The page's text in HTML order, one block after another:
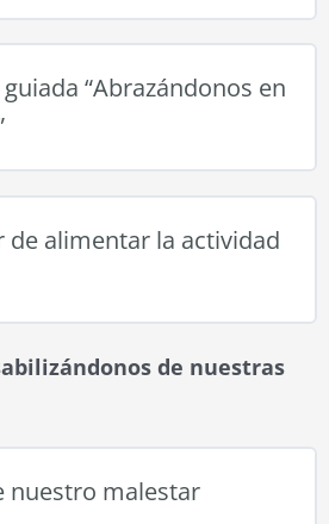
“Abrazándonos en
de alimentar la actividad
de nuestras
nuestro malestar